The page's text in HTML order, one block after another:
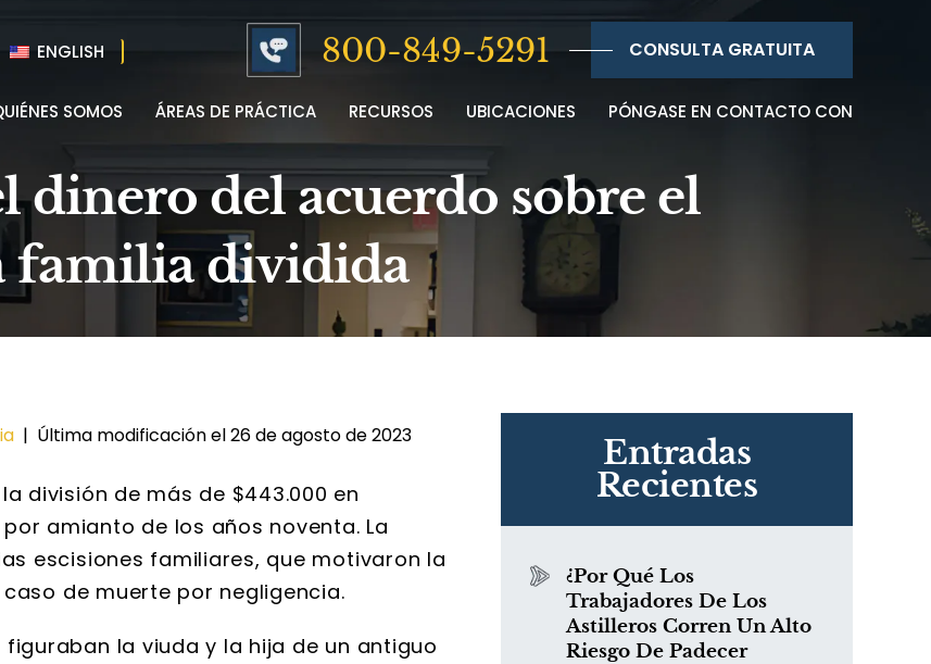
ENGLISH 800-849-5291 CONSULTA GRATUITA
SOMOS ÁREAS DE PRÁCTICA RECURSOS UBICACIONES PÓNGASE EN CONTACTO CON
dinero del acuerdo sobre el
familia dividida
| Última modificación el 26 de agosto de 2023
división de más de $443.000 en
amianto de los años noventa. La
escisiones familiares, que motivaron la
de muerte por negligencia.
la viuda y la hija de un antiguo
Entradas
Recientes
¿Por Qué Los
Trabajadores De Los
Astilleros Corren Un Alto
Riesgo De Padecer